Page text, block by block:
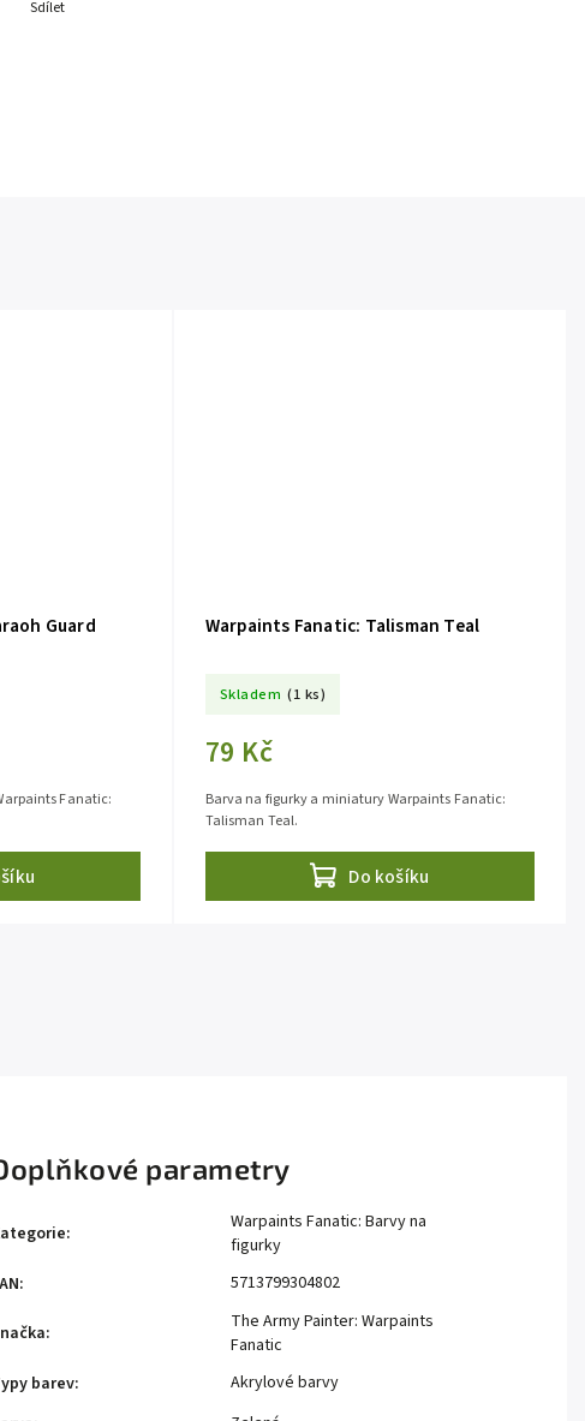
Sdílet
Guard
Fanatic:
Warpaints Fanatic: Talisman Teal
Skladem (1 ks)
79 Kč
Do košíku
Barva na figurky a miniatury Warpaints Fanatic:
Talisman Teal.
parametry
:
Warpaints Fanatic: Barvy na
figurky
: 5713799304802
:
The Army Painter: Warpaints
Fanatic
barev:
Akrylové barvy